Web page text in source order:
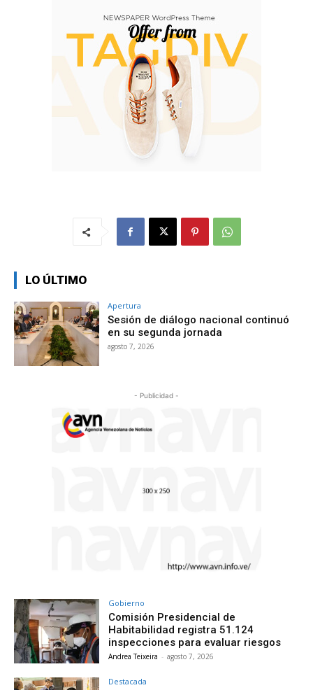
LO ÚLTIMO
Apertura
Sesión de diálogo nacional continuó
en su segunda jornada
agosto 7, 2026
- Publicidad -
Gobierno
Comisión Presidencial de
Habitabilidad registra 51.124
inspecciones para evaluar riesgos
Andrea Teixeira - agosto 7, 2026
Destacada